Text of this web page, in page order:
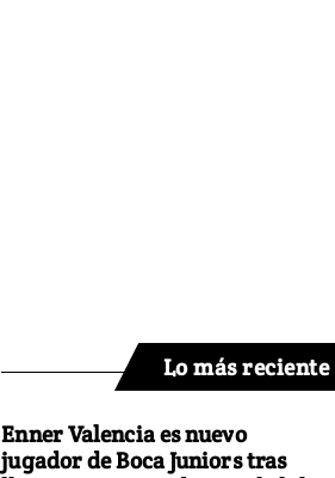
Lo más reciente
Enner Valencia es nuevo
jugador de Boca Juniors tras